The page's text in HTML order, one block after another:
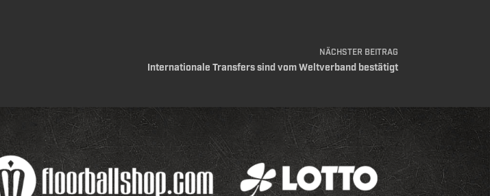
NÄCHSTER BEITRAG
Internationale Transfers sind vom Weltverband bestätigt